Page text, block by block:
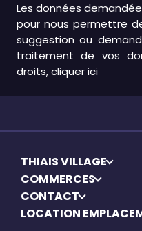
Les données
pour nous permettre
suggestion ou
traitement de vos
droits, cliquerici
THIAIS VILLAGE
COMMERCES
CONTACT
LOCATION